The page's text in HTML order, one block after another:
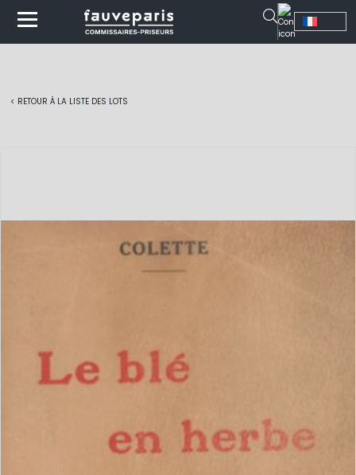
< RETOUR À LA LISTE DES LOTS